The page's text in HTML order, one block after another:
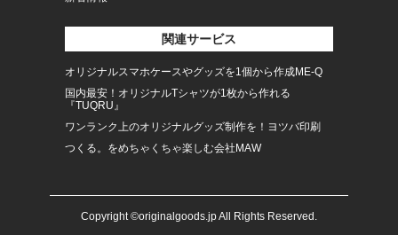
関連サービス
オリジナルスマホケースやグッズを1個から作成ME-Q
国内最安！オリジナルTシャツが1枚から作れる
『TUQRU』
ワンランク上のオリジナルグッズ制作を！ヨツバ印刷
つくる。をめちゃくちゃ楽しむ会社MAW
Copyright ©originalgoods.jp All Rights Reserved.